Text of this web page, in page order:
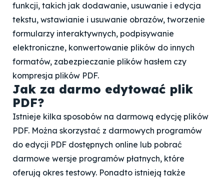
funkcji, takich jak dodawanie, usuwanie i edycja
tekstu, wstawianie i usuwanie obrazów, tworzenie
formularzy interaktywnych, podpisywanie
elektroniczne, konwertowanie plików do innych
formatów, zabezpieczanie plików hasłem czy
kompresja plików PDF.
Jak za darmo edytować plik
PDF?
Istnieje kilka sposobów na darmową edycję plików
PDF. Można skorzystać z darmowych programów
do edycji PDF dostępnych online lub pobrać
darmowe wersje programów płatnych, które
oferują okres testowy. Ponadto istnieją także